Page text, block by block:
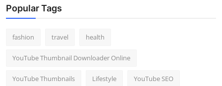
Popular Tags
fashion travel health
YouTube Thumbnail Downloader Online
YouTube Thumbnails Lifestyle YouTube SEO